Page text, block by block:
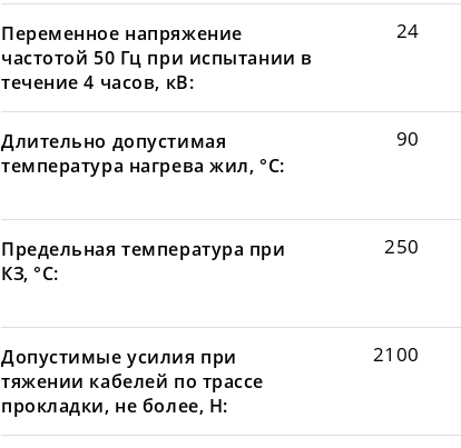
Переменное напряжение
частотой 50 Гц при испытании в
течение 4 часов, кВ:
24
Длительно допустимая
температура нагрева жил, °С:
90
Предельная температура при
КЗ, °С:
250
Допустимые усилия при
тяжении кабелей по трассе
прокладки, не более, Н:
2100